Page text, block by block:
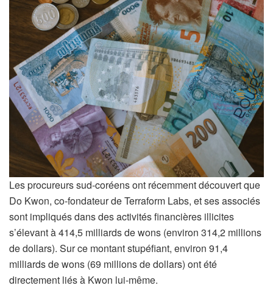
Les procureurs sud-coréens ont récemment découvert que
Do Kwon, co-fondateur de Terraform Labs, et ses associés
sont impliqués dans des activités financières illicites
s’élevant à 414,5 milliards de wons (environ 314,2 millions
de dollars). Sur ce montant stupéfiant, environ 91,4
milliards de wons (69 millions de dollars) ont été
directement liés à Kwon lui-même.